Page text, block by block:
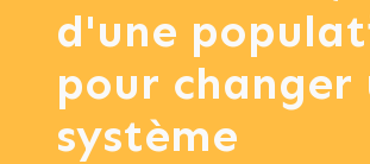
d'une
pour changer
système